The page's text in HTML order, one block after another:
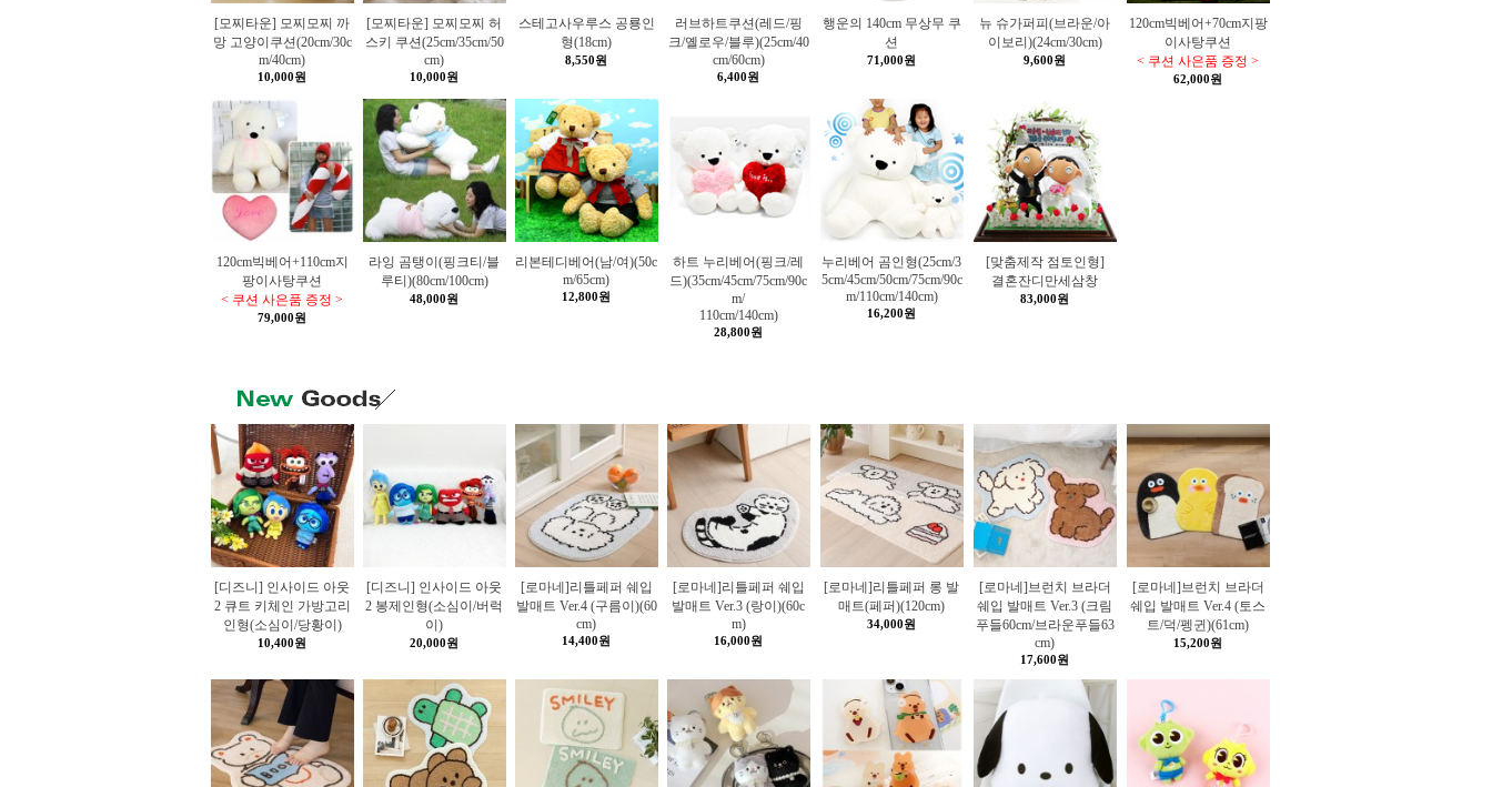
[모찌타운] 모찌모찌 까
망 고양이쿠션(20cm/30c
m/40cm)
10,000원
[모찌타운] 모찌모찌 허
스키 쿠션(25cm/35cm/50
cm)
10,000원
스테고사우루스 공룡인
형(18cm)
8,550원
러브하트쿠션(레드/핑
크/옐로우/블루)(25cm/40
cm/60cm)
6,400원
행운의 140cm 무상무 쿠
션
71,000원
뉴 슈가퍼피(브라운/아
이보리)(24cm/30cm)
9,600원
120cm빅베어+70cm지팡
이사탕쿠션
< 쿠션 사은품 증정 >
62,000원
120cm빅베어+110cm지
팡이사탕쿠션
< 쿠션 사은품 증정 >
79,000원
라잉 곰탱이(핑크티/블
루티)(80cm/100cm)
48,000원
리본테디베어(남/여)(50c
m/65cm)
12,800원
하트 누리베어(핑크/레
드)(35cm/45cm/75cm/90c
m/
110cm/140cm)
28,800원
누리베어 곰인형(25cm/3
5cm/45cm/50cm/75cm/90c
m/110cm/140cm)
16,200원
[맞춤제작 점토인형]
결혼잔디만세삼창
83,000원
[디즈니] 인사이드 아웃
2 큐트 키체인 가방고리
인형(소심이/당황이)
10,400원
[디즈니] 인사이드 아웃
2 봉제인형(소심이/버럭
이)
20,000원
[로마네]리틀페퍼 쉐입
발매트 Ver.4 (구름이)(60
cm)
14,400원
[로마네]리틀페퍼 쉐입
발매트 Ver.3 (랑이)(60c
m)
16,000원
[로마네]리틀페퍼 롱 발
매트(페퍼)(120cm)
34,000원
[로마네]브런치 브라더
쉐입 발매트 Ver.3 (크림
푸들60cm/브라운푸들63
cm)
17,600원
[로마네]브런치 브라더
쉐입 발매트 Ver.4 (토스
트/덕/펭귄)(61cm)
15,200원